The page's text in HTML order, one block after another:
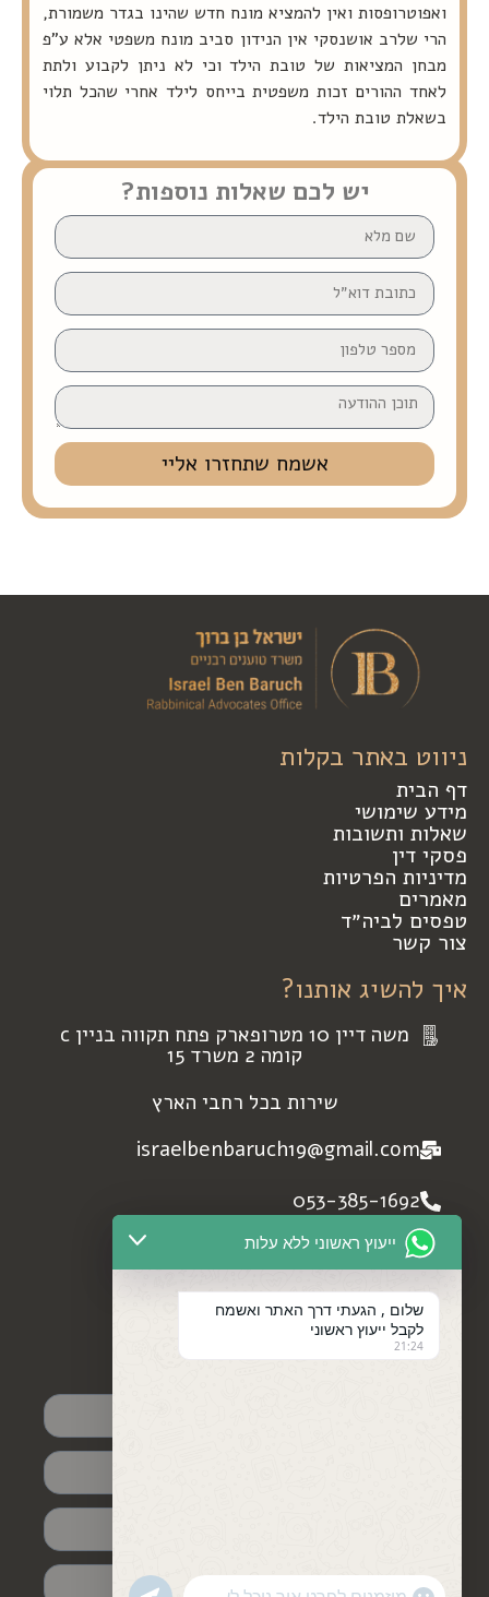
ואפוטרופסות ואין להמציא מונח חדש שהינו בגדר משמורת,
הרי שלרב אושנסקי אין הנידון סביב מונח משפטי אלא ע"פ
מבחן המציאות של טובת הילד וכי לא ניתן לקבוע ולתת
לאחד ההורים זכות משפטית בייחס לילד אחרי שהכל תלוי
בשאלת טובת הילד.
יש לכם שאלות נוספות?
אשמח שתחזרו אליי
ניווט באתר בקלות
דף הבית
מידע שימושי
שאלות ותשובות
פסקי דין
מדיניות הפרטיות
מאמרים
טפסים לביה״ד
צור קשר
איך להשיג אותנו?
משה דיין 10 מטרופארק פתח תקווה בניין c
קומה 2 משרד 15
שירות בכל רחבי הארץ
israelbenbaruch19@gmail.com
053-385-1692
972+533851692
profile facebook
ייעוץ ראשוני ללא עלות
שלום , הגעתי דרך האתר ואשמח
לקבל ייעוץ ראשוני
21:24